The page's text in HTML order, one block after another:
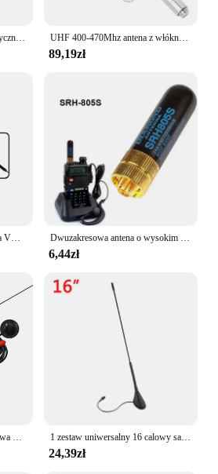
UHF 400-470Mhz antena z włókna szklanego 17 cali radio mobilne GMRS antena podstawowa do krótkofalówki urządzenie Repeater mobilny transceiver
89,19zł
6,44zł
UT-106UV antena samochodowa magnetyczny SMA-F dwuzakresowy antena pokładowa VHF UHF dla Baofeng UV-5R UV82 GT-3TP GT-5 szynka akcesoria radiowe 1 zestaw uniwersalny 16 calowy samochód anty hałas bat maszt dachowy AM/FM antena antena + podstawa dla BMW VW Jetta Bora Golf Polo MK4 Passat Audi
24,39zł